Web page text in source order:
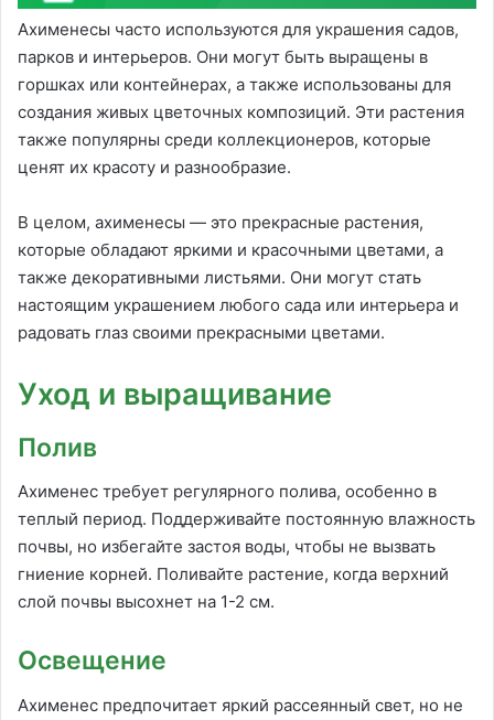
Ахименесы часто используются для украшения садов,
парков и интерьеров. Они могут быть выращены в
горшках или контейнерах, а также использованы для
создания живых цветочных композиций. Эти растения
также популярны среди коллекционеров, которые
ценят их красоту и разнообразие.
В целом, ахименесы — это прекрасные растения,
которые обладают яркими и красочными цветами, а
также декоративными листьями. Они могут стать
настоящим украшением любого сада или интерьера и
радовать глаз своими прекрасными цветами.
Уход и выращивание
Полив
Ахименес требует регулярного полива, особенно в
теплый период. Поддерживайте постоянную влажность
почвы, но избегайте застоя воды, чтобы не вызвать
гниение корней. Поливайте растение, когда верхний
слой почвы высохнет на 1-2 см.
Освещение
Ахименес предпочитает яркий рассеянный свет, но не